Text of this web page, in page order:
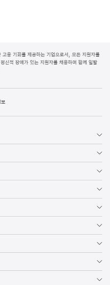
용 기회를 제공하는 기업으로서, 모든 지원자를
적 장애가 있는 지원자를 채용하며 함께 일할